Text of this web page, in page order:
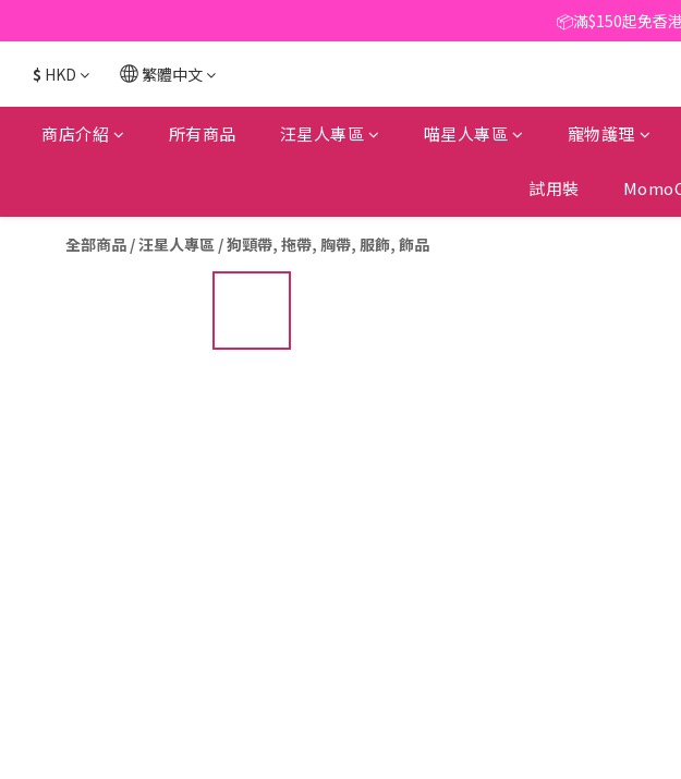
📦滿$150起免香
📦滿$150起免香
🥫 罐頭優惠 | 任選* 6件 即
📦滿$150起免香
$ HKD 繁體中文
商店介紹 所有商品 汪星人專區 喵星人專區 寵物護理
試用裝
全部商品 /汪星人專區 /狗頸帶, 拖帶, 胸帶, 服飾, 飾品